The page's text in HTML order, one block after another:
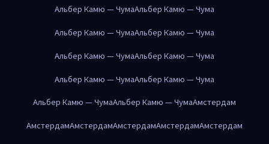
Альбер Камю — ЧумаАльбер Камю — Чума
Альбер Камю — ЧумаАльбер Камю — Чума
Альбер Камю — ЧумаАльбер Камю — Чума
Альбер Камю — ЧумаАльбер Камю — Чума
Альбер Камю — ЧумаАльбер Камю — ЧумаАмстердам
АмстердамАмстердамАмстердамАмстердамАмстердам